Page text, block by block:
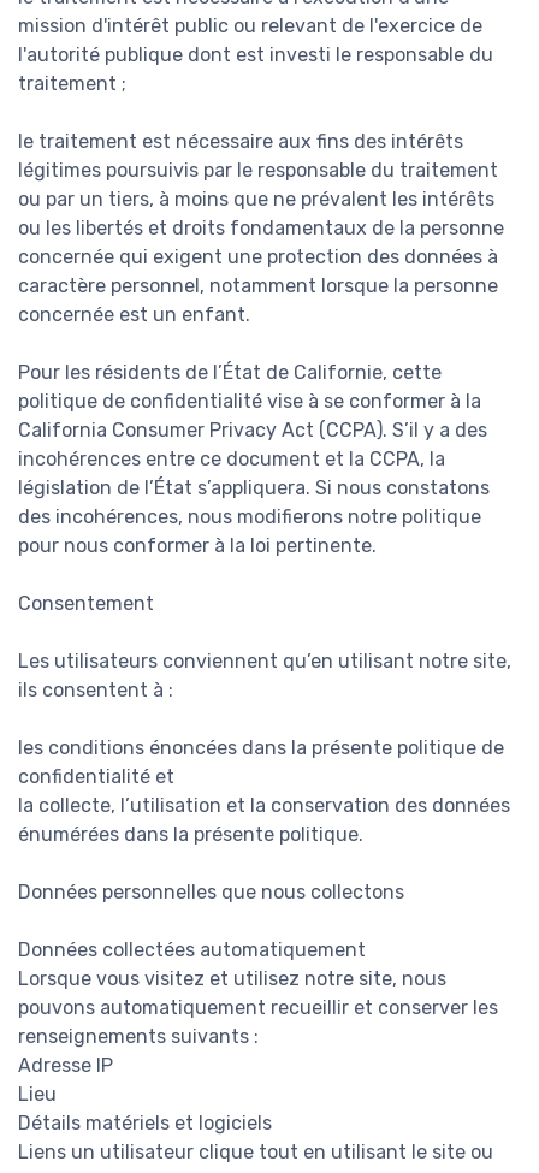
mission d'intérêt public ou relevant de l'exercice de
l'autorité publique dont est investi le responsable du
traitement ;
le traitement est nécessaire aux fins des intérêts
légitimes poursuivis par le responsable du traitement
ou par un tiers, à moins que ne prévalent les intérêts
ou les libertés et droits fondamentaux de la personne
concernée qui exigent une protection des données à
caractère personnel, notamment lorsque la personne
concernée est un enfant.
Pour les résidents de l’État de Californie, cette
politique de confidentialité vise à se conformer à la
California Consumer Privacy Act (CCPA). S’il y a des
incohérences entre ce document et la CCPA, la
législation de l’État s’appliquera. Si nous constatons
des incohérences, nous modifierons notre politique
pour nous conformer à la loi pertinente.
Consentement
Les utilisateurs conviennent qu’en utilisant notre site,
ils consentent à :
les conditions énoncées dans la présente politique de
confidentialité et
la collecte, l’utilisation et la conservation des données
énumérées dans la présente politique.
Données personnelles que nous collectons
Données collectées automatiquement
Lorsque vous visitez et utilisez notre site, nous
pouvons automatiquement recueillir et conserver les
renseignements suivants :
Adresse IP
Lieu
Détails matériels et logiciels
Liens un utilisateur clique tout en utilisant le site ou